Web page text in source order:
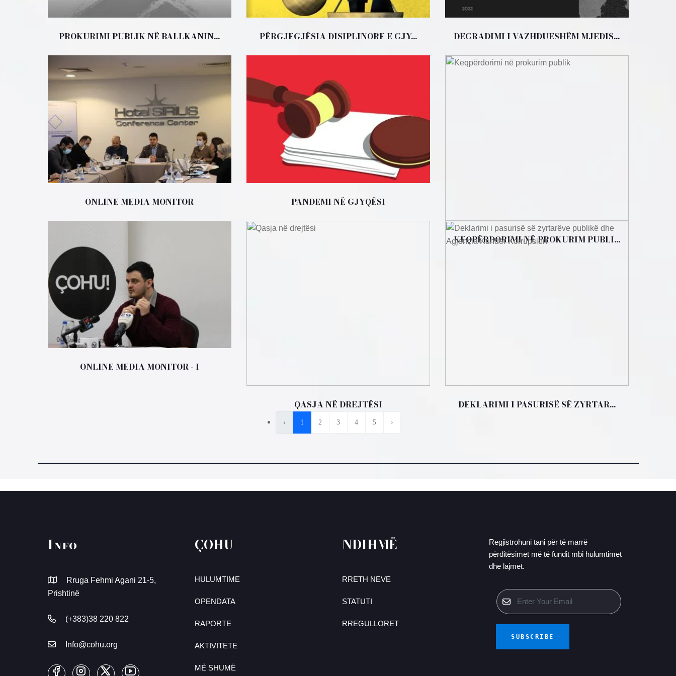
PROKURIMI PUBLIK NË BALLKANIN... PËRGJEGJËSIA DISIPLINORE E GJY... DEGRADIMI I VAZHDUESHËM MJEDIS...
ONLINE MEDIA MONITOR PANDEMI NË GJYQËSI
KEQPËRDORIMI NË PROKURIM PUBLI...
ONLINE MEDIA MONITOR - I
QASJA NË DREJTËSI DEKLARIMI I PASURISË SË ZYRTAR...
‹ 1 2 3 4 5 ›
Info
Rruga Fehmi Agani 21-5,
Prishtinë
(+383)38 220 822
Info@cohu.org
ÇOHU
HULUMTIME
OPENDATA
RAPORTE
AKTIVITETE
MË SHUMË
NDIHMË
RRETH NEVE
STATUTI
RREGULLORET
Regjistrohuni tani për të marrë
përditësimet më të fundit mbi hulumtimet
dhe lajmet.
SUBSCRIBE